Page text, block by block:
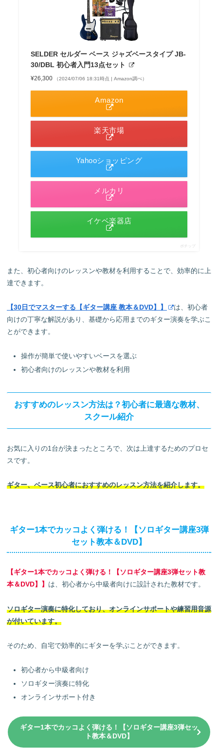
SELDER セルダー ベース ジャズベースタイプ JB-
30/DBL 初心者入門13点セット
¥26,300 （2024/07/06 18:31時点 | Amazon調べ）
Amazon
楽天市場
Yahooショッピング
メルカリ
イケベ楽器店
ポチップ
また、初心者向けのレッスンや教材を利用することで、効率的に上
達できます。
【30日でマスターする【ギター講座 教本＆DVD】】
は、初心者
向けの丁寧な解説があり、基礎から応用までのギター演奏を学ぶこ
とができます。
操作が簡単で使いやすいベースを選ぶ
初心者向けのレッスンや教材を利用
おすすめのレッスン方法は？初心者に最適な教材、
スクール紹介
お気に入りの1台が決まったところで、次は上達するためのプロセ
スです。
ギター、ベース初心者におすすめのレッスン方法を紹介します。
ギター1本でカッコよく弾ける！【ソロギター講座3弾
セット教本＆DVD】
【ギター1本でカッコよく弾ける！【ソロギター講座3弾セット教
本＆DVD】】 は、初心者から中級者向けに設計された教材です。
ソロギター演奏に特化しており、オンラインサポートや練習用音源
が付いています。
そのため、自宅で効率的にギターを学ぶことができます。
初心者から中級者向け
ソロギター演奏に特化
オンラインサポート付き
ギター1本でカッコよく弾ける！【ソロギター講座3弾セッ
ト教本＆DVD】